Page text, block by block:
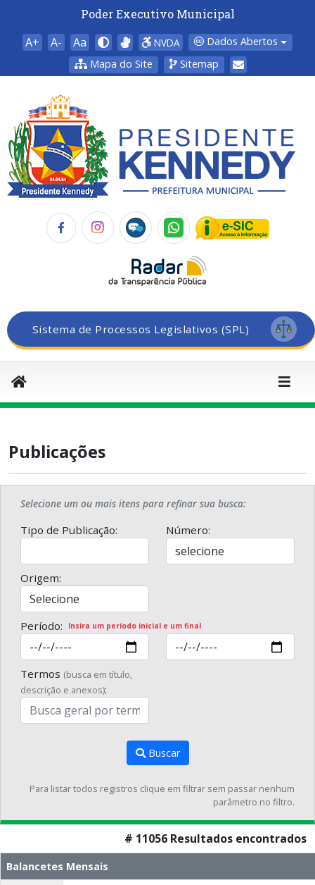
Poder Executivo Municipal
A+ A- Aa NVDA
Dados Abertos
Mapa do Site
Sitemap
Sistema de Processos Legislativos (SPL)
Publicações
Selecione um ou mais itens para refinar sua busca:
Tipo de Publicação: Número:
Origem:
Período: Insira um período inicial e um final
Termos (busca em título,
descrição e anexos):
Buscar
Para listar todos registros clique em filtrar sem passar nenhum
parâmetro no filtro.
# 11056 Resultados encontrados
Balancetes Mensais